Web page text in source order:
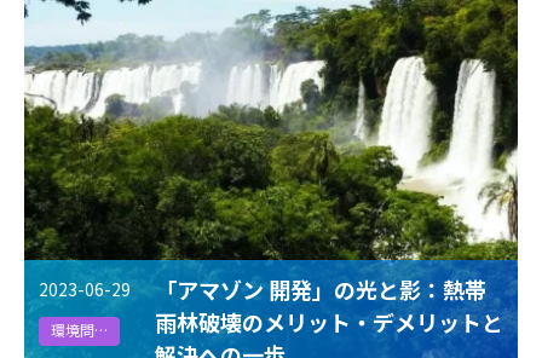
2023-06-29
環境問題
「アマゾン 開発」の光と影：熱帯
雨林破壊のメリット・デメリットと